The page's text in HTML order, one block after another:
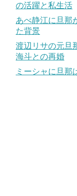
の活躍と私生活
あべ静江に旦那
た背景
渡辺リサの元旦
海斗との再婚
ミーシャに旦那